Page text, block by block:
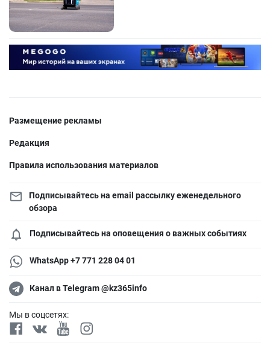
Размещение рекламы
Редакция
Правила использования материалов
Подписывайтесь на email рассылку еженедельного
обзора
Подписывайтесь на оповещения о важных событиях
WhatsApp +7 771 228 04 01
Канал в Telegram @kz365info
Мы в соцсетях: